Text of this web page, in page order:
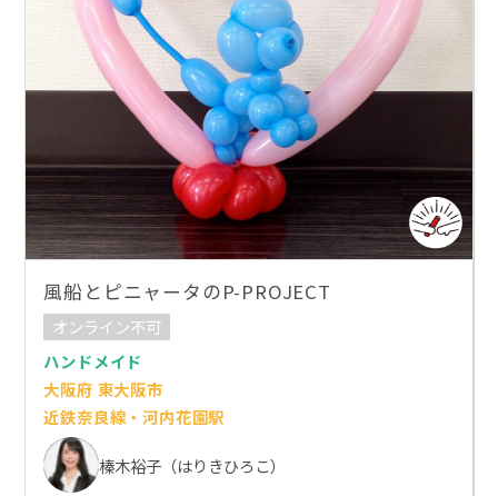
風船とピニャータのP-PROJECT
オンライン不可
ハンドメイド
大阪府 東大阪市
近鉄奈良線・河内花園駅
榛木裕子（はりきひろこ）